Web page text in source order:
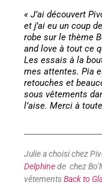
« J’ai découvert
et j’ai eu un coup
robe sur le thème
and love à tout ce
Les essais à la
mes attentes. Pia
retouches et
sous vêtements
l’aise. Merci à
Julie a choisi chez
Delphinede chez
vêtementsBack to